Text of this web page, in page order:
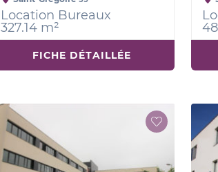
Location Bureaux
327.14 m²
FICHE DÉTAILLÉE